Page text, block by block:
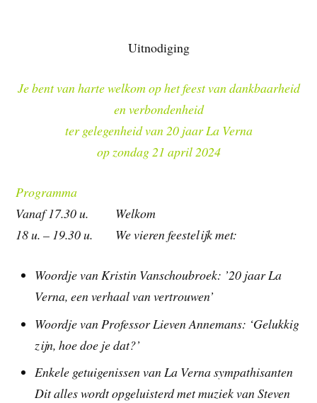
Uitnodiging
Je bent van harte welkom op het feest van dankbaarheid
en verbondenheid
ter gelegenheid van 20 jaar La Verna
op zondag 21 april 2024
Programma
Vanaf 17.30 u. Welkom
18 u. – 19.30 u. We vieren feestelijk met:
Woordje van Kristin Vanschoubroek: ’20 jaar La
Verna, een verhaal van vertrouwen’
Woordje van Professor Lieven Annemans: ‘Gelukkig
zijn, hoe doe je dat?’
Enkele getuigenissen van La Verna sympathisanten
Dit alles wordt opgeluisterd met muziek van Steven